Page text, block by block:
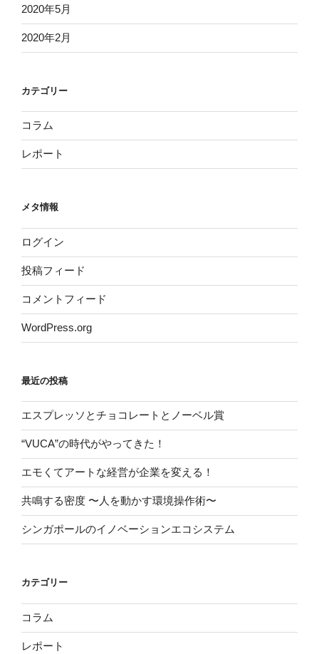
2020年5月
2020年2月
カテゴリー
コラム
レポート
メタ情報
ログイン
投稿フィード
コメントフィード
WordPress.org
最近の投稿
エスプレッソとチョコレートとノーベル賞
“VUCA”の時代がやってきた！
エモくてアートな経営が企業を変える！
共鳴する密度 〜人を動かす環境操作術〜
シンガポールのイノベーションエコシステム
カテゴリー
コラム
レポート